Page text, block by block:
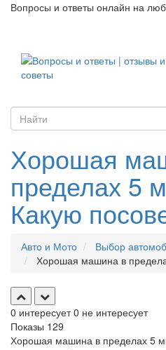
Вопросы и ответы онлайн на
Хорошая
пределах 5
Какую
Авто и Мото
Выбор
Хорошая машина в
0 интересует 0 не интересует
Показы 129
Хорошая машина в пределах 5